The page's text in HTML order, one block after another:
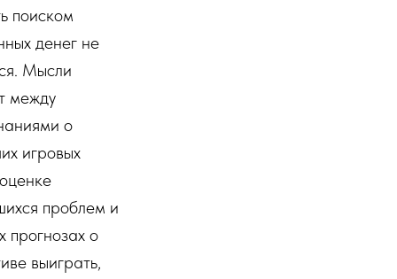
поиском
денег не
Мысли
между
о
игровых
проблем и
прогнозах о
выиграть,